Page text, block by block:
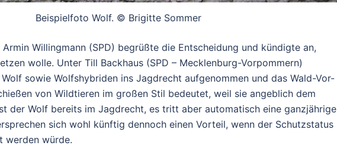
Beispielfoto Wolf. © Brigitte Sommer
Willingmann (SPD) begrüßte die Entscheidung und kündigte an,
wolle. Unter Till Backhaus (SPD – Mecklenburg-Vorpommern)
sowie Wolfshybriden ins Jagdrecht aufgenommen und das Wald-Vor-
von Wildtieren im großen Stil bedeutet, weil sie angeblich dem
der Wolf bereits im Jagdrecht, es tritt aber automatisch eine ganzjährige
sich wohl künftig dennoch einen Vorteil, wenn der Schutzstatus
werden würde.